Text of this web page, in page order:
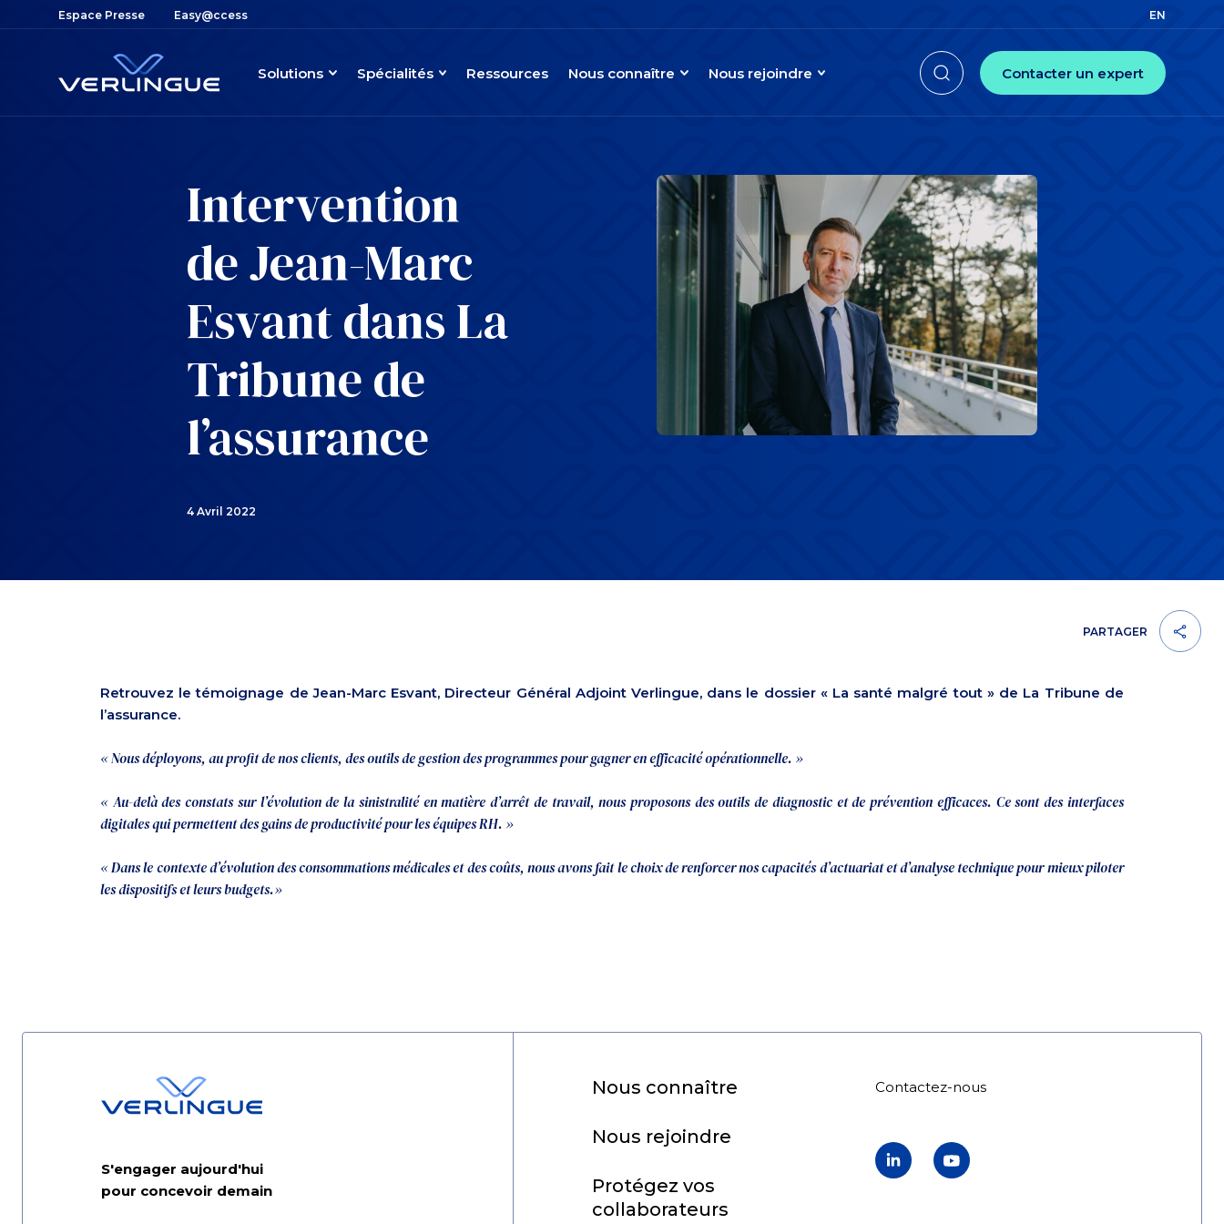
Espace Presse Easy@ccess FR
EN
Solutions Spécialités Ressources Nous connaître Nous rejoindre
Afficher la fenêtre de recherche
Contacter un expert
Intervention
de Jean-Marc
Esvant dans La
Tribune de
l’assurance
4 Avril 2022
PARTAGER
Retrouvez le témoignage de Jean-Marc Esvant, Directeur Général Adjoint Verlingue, dans le dossier « La santé malgré tout » de La Tribune de
l’assurance.
« Nous déployons, au profit de nos clients, des outils de gestion des programmes pour gagner en efficacité opérationnelle. »
« Au-delà des constats sur l’évolution de la sinistralité en matière d’arrêt de travail, nous proposons des outils de diagnostic et de prévention efficaces. Ce sont des interfaces
digitales qui permettent des gains de productivité pour les équipes RH. »
« Dans le contexte d’évolution des consommations médicales et des coûts, nous avons fait le choix de renforcer nos capacités d’actuariat et d’analyse technique pour mieux piloter
les dispositifs et leurs budgets.»
S'engager aujourd'hui
pour concevoir demain
Nous connaître
Nous rejoindre
Protégez vos
collaborateurs
Contactez-nous
LinkedInYouTube